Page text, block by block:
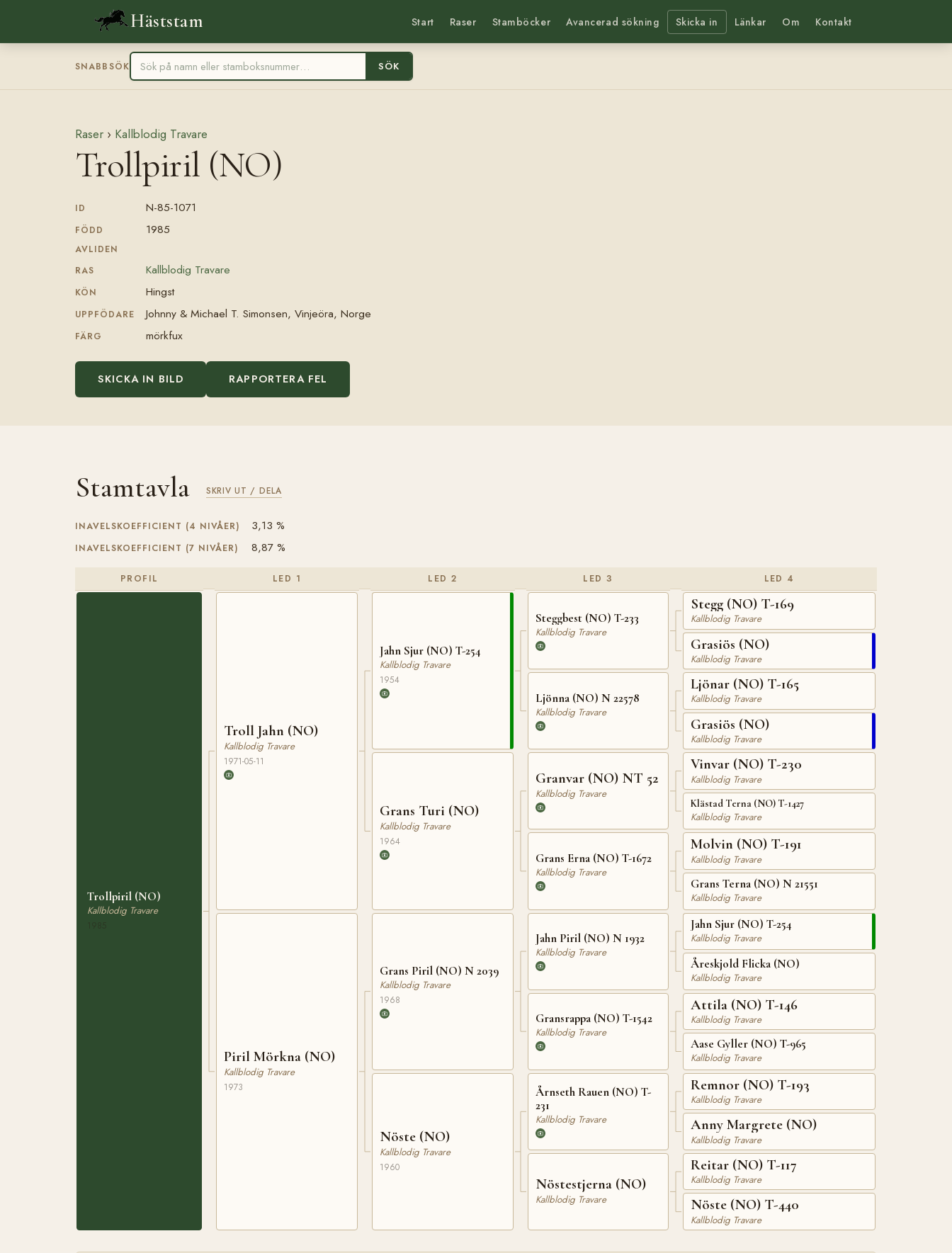
Häststam Start Raser Stamböcker Avancerad sökning Skicka in Länkar Om Kontakt
SNABBSÖK SÖK
Raser › Kallblodig Travare
Trollpiril (NO)
ID N-85-1071
FÖDD 1985
AVLIDEN
RAS
Kallblodig Travare
KÖN Hingst
UPPFÖDARE Johnny & Michael T. Simonsen, Vinjeöra, Norge
FÄRG mörkfux
SKICKA IN BILD RAPPORTERA FEL
Stamtavla SKRIV UT / DELA
INAVELSKOEFFICIENT (4 NIVÅER) 3,13 %
INAVELSKOEFFICIENT (7 NIVÅER) 8,87 %
PROFIL
Trollpiril (NO)
Kallblodig Travare
LED 1
Troll Jahn (NO)
Kallblodig Travare
1971-05-11
Piril Mörkna (NO)
Kallblodig Travare
1973
LED 2
Jahn Sjur (NO) T-254
Kallblodig Travare
1954
Grans Turi (NO)
Kallblodig Travare
1964
Grans Piril (NO) N 2039
Kallblodig Travare
1968
Nöste (NO)
Kallblodig Travare
1960
LED 3
Steggbest (NO) T-233
Kallblodig Travare
Ljönna (NO) N 22578
Kallblodig Travare
Granvar (NO) NT 52
Kallblodig Travare
Grans Erna (NO) T-1672
Kallblodig Travare
Jahn Piril (NO) N 1932
Kallblodig Travare
Gransrappa (NO) T-1542
Kallblodig Travare
Årnseth Rauen (NO) T-
231
Kallblodig Travare
Nöstestjerna (NO)
Kallblodig Travare
LED 4
Stegg (NO) T-169
Kallblodig Travare
Grasiös (NO)
Kallblodig Travare
Ljönar (NO) T-165
Kallblodig Travare
Grasiös (NO)
Kallblodig Travare
Vinvar (NO) T-230
Kallblodig Travare
Klästad Terna (NO) T-1427
Kallblodig Travare
Molvin (NO) T-191
Kallblodig Travare
Grans Terna (NO) N 21551
Kallblodig Travare
Jahn Sjur (NO) T-254
Kallblodig Travare
Åreskjold Flicka (NO)
Kallblodig Travare
Attila (NO) T-146
Kallblodig Travare
Aase Gyller (NO) T-965
Kallblodig Travare
Remnor (NO) T-193
Kallblodig Travare
Anny Margrete (NO)
Kallblodig Travare
Reitar (NO) T-117
Kallblodig Travare
Nöste (NO) T-440
Kallblodig Travare